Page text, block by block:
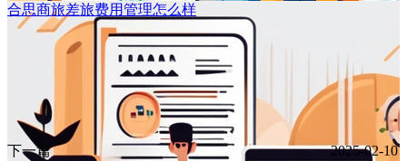
合思商旅差旅费用管理怎么样
下一篇
2025-02-10